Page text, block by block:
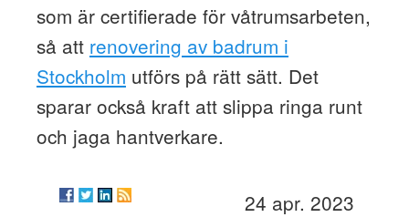
som är certifierade för våtrumsarbeten,
så att renovering av badrum i
Stockholm utförs på rätt sätt. Det
sparar också kraft att slippa ringa runt
och jaga hantverkare.
24 apr. 2023